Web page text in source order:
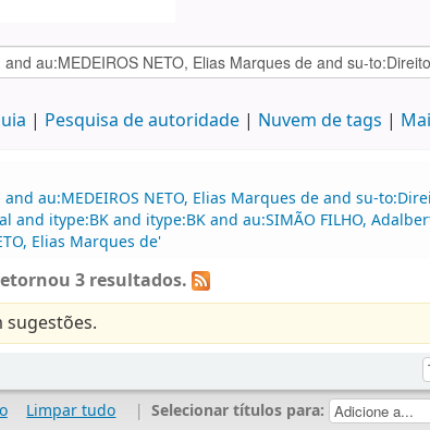
Pesquisa de autoridade Nuvem de tags
au:MEDEIROS NETO, Elias Marques de and su-
itype:BK and itype:BK and au:SIMÃO FILHO,
Elias Marques de'
3 resultados.
sugestões.
Limpar tudo | Selecionar títulos para: